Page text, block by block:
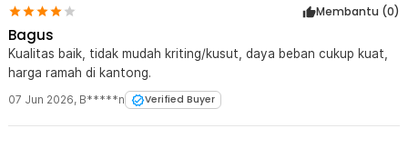
Membantu (0)
Bagus
Kualitas baik, tidak mudah kriting/kusut, daya beban cukup kuat,
harga ramah di kantong.
07 Jun 2026, B*****n Verified Buyer